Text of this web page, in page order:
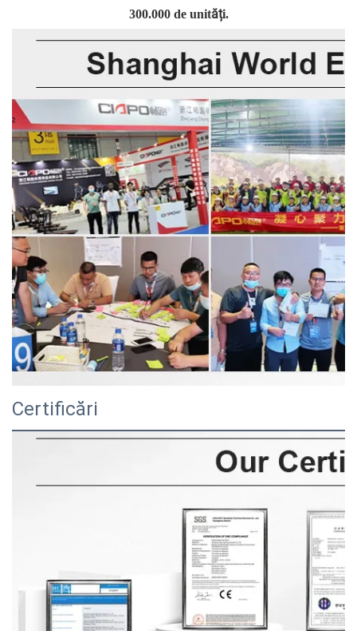
300.000 de unități.
Certificări